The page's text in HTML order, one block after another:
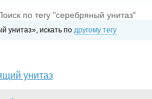
по тегу "серебряный унитаз"
унитаз», искать по другому тегу
унитаз